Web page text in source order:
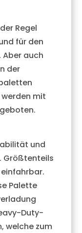
Regel
für den
Aber auch
der
werden mit
und
Größtenteils
Palette
Duty-
welche zum